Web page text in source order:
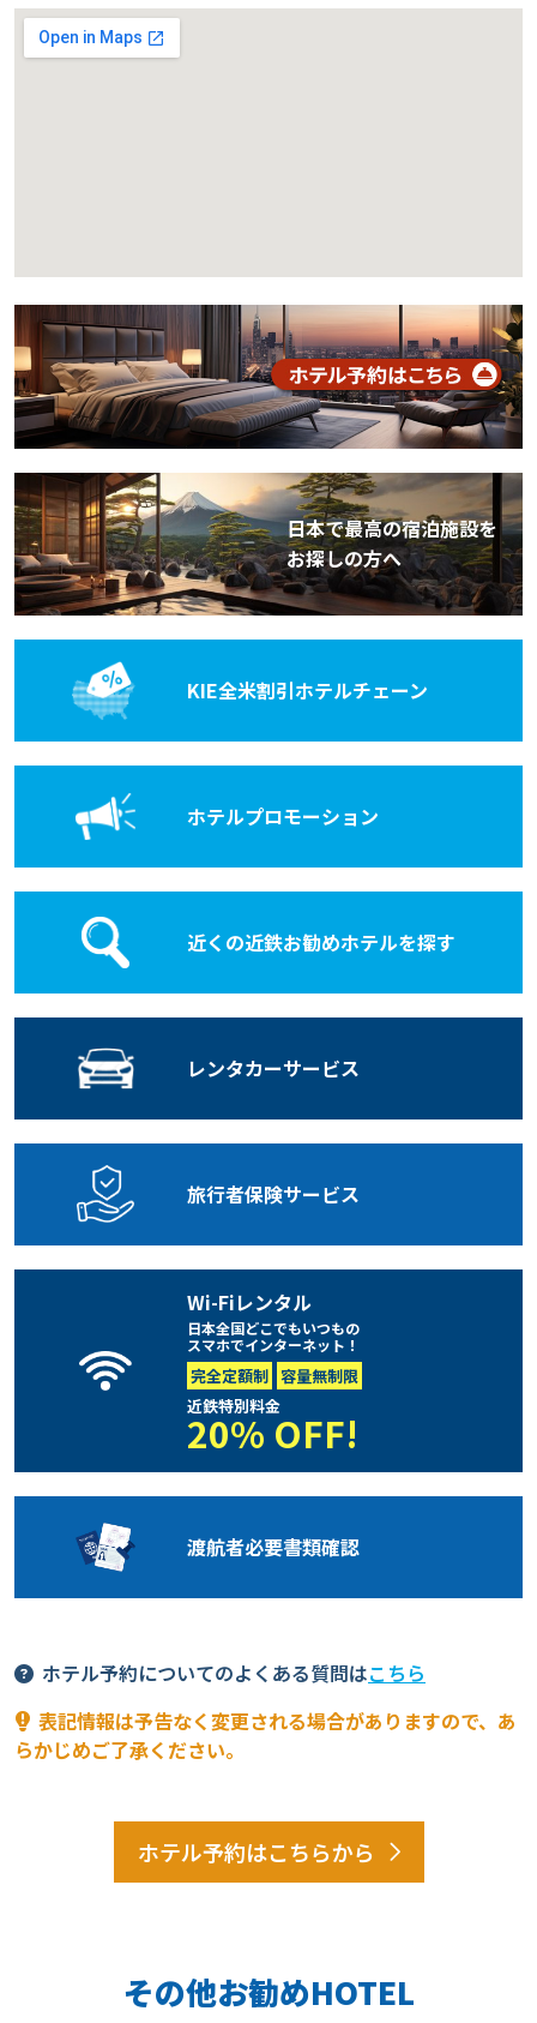
日本で最高の宿泊施設を
お探しの方へ
KIE全米割引ホテルチェーン
ホテルプロモーション
近くの近鉄お勧めホテルを探す
レンタカーサービス
旅行者保険サービス
Wi-Fiレンタル
日本全国どこでもいつもの
スマホでインターネット！
完全定額制 容量無制限
近鉄特別料金
20% OFF!
渡航者必要書類確認
ホテル予約についてのよくある質問はこちら
表記情報は予告なく変更される場合がありますので、あ
らかじめご了承ください。
ホテル予約はこちらから
その他お勧めHOTEL